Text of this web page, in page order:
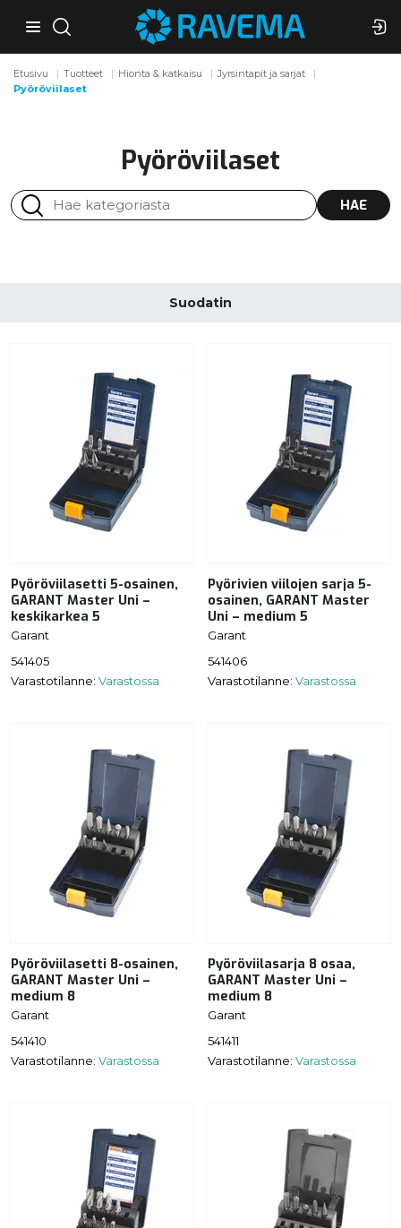
Etusivu Tuotteet Hionta & katkaisu
Jyrsintapit ja sarjat
Pyöröviilaset
Pyöröviilaset
HAE
Suodatin
Pyöröviilasetti 5-osainen,
GARANT Master Uni –
keskikarkea 5
Garant
541405
Varastotilanne: Varastossa
Pyörivien viilojen sarja 5-
osainen, GARANT Master
Uni – medium 5
Garant
541406
Varastotilanne: Varastossa
Pyöröviilasetti 8-osainen,
GARANT Master Uni –
medium 8
Garant
541410
Varastotilanne: Varastossa
Pyöröviilasarja 8 osaa,
GARANT Master Uni –
medium 8
Garant
541411
Varastotilanne: Varastossa